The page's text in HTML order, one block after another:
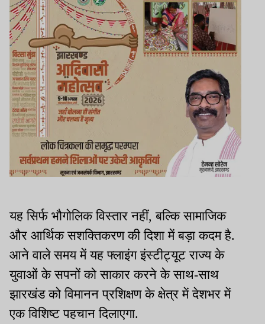
यह सिर्फ भौगोलिक विस्तार नहीं, बल्कि सामाजिक
और आर्थिक सशक्तिकरण की दिशा में बड़ा कदम है.
आने वाले समय में यह फ्लाइंग इंस्टीट्यूट राज्य के
युवाओं के सपनों को साकार करने के साथ-साथ
झारखंड को विमानन प्रशिक्षण के क्षेत्र में देशभर में
एक विशिष्ट पहचान दिलाएगा.